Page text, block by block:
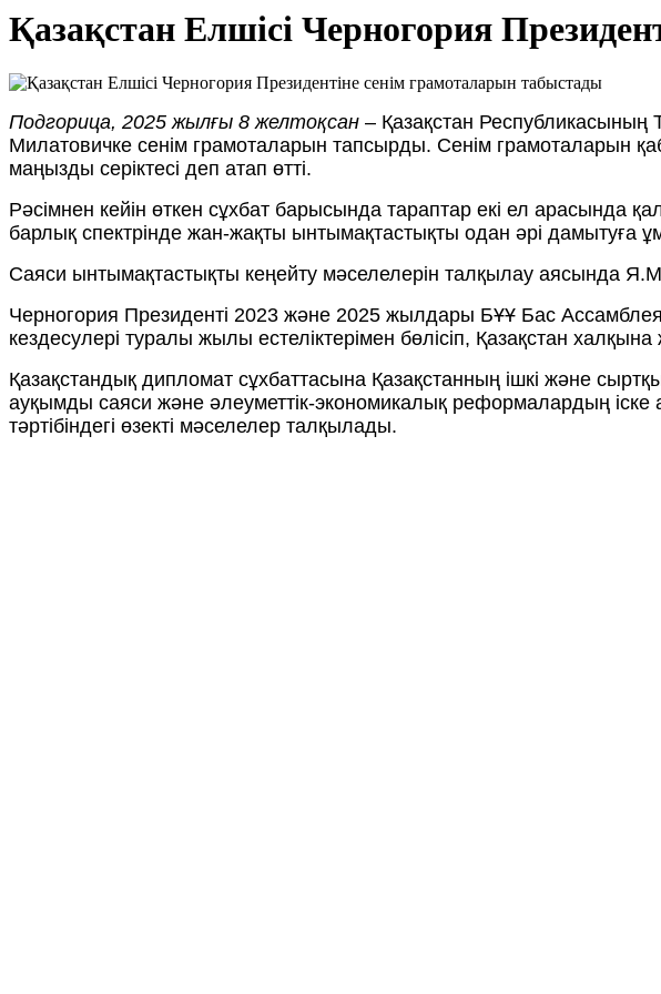
Қазақстан Елшісі Черногория
Подгорица, 2025 жылғы 8 желтоқсан – Қазақстан Республикасының
Милатовичке сенім грамоталарын тапсырды. Сенім грамоталарын
маңызды серіктесі деп атап өтті.
Рәсімнен кейін өткен сұхбат барысында тараптар екі ел арасында
барлық спектрінде жан-жақты ынтымақтастықты одан әрі дамытуға
Саяси ынтымақтастықты кеңейту мәселелерін талқылау аясында
Черногория Президенті 2023 және 2025 жылдары БҰҰ Бас
кездесулері туралы жылы естеліктерімен бөлісіп, Қазақстан халқына
Қазақстандық дипломат сұхбаттасына Қазақстанның ішкі және
ауқымды саяси және әлеуметтік-экономикалық реформалардың
тәртібіндегі өзекті мәселелер талқылады.